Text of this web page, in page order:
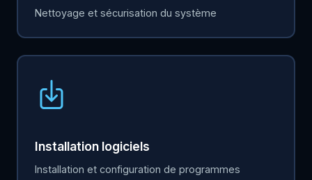
Nettoyage et sécurisation du système
Installation logiciels
Installation et configuration de programmes